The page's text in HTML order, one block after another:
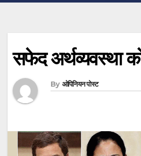
सफेद अर्थव्यवस्था
By ओपिनियन पोस्ट